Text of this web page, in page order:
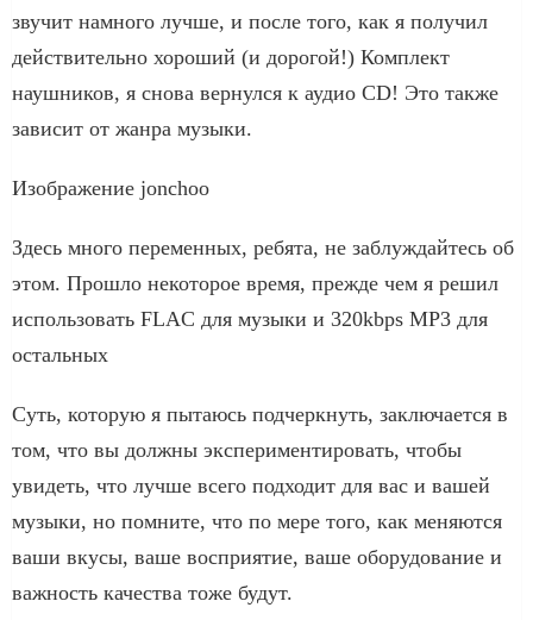
звучит намного лучше, и после того, как я получил
действительно хороший (и дорогой!) Комплект
наушников, я снова вернулся к аудио CD! Это также
зависит от жанра музыки.
Изображение jonchoo
Здесь много переменных, ребята, не заблуждайтесь об
этом. Прошло некоторое время, прежде чем я решил
использовать FLAC для музыки и 320kbps MP3 для
остальных
Суть, которую я пытаюсь подчеркнуть, заключается в
том, что вы должны экспериментировать, чтобы
увидеть, что лучше всего подходит для вас и вашей
музыки, но помните, что по мере того, как меняются
ваши вкусы, ваше восприятие, ваше оборудование и
важность качества тоже будут.